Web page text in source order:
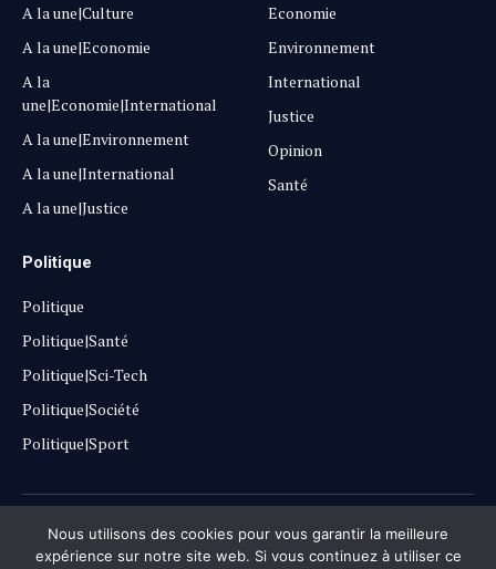
A la une|Culture
A la une|Economie
A la
une|Economie|International
A la une|Environnement
A la une|International
A la une|Justice
Economie
Environnement
International
Justice
Opinion
Santé
Politique
Politique
Politique|Santé
Politique|Sci-Tech
Politique|Société
Politique|Sport
Copyright © 2025Lehautpanel
Nous utilisons des cookies pour vous garantir la meilleure
expérience sur notre site web. Si vous continuez à utiliser ce